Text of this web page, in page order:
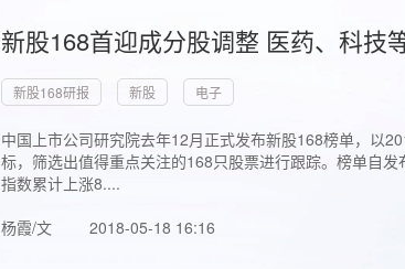
新股168首迎成分股调整 医药、科技
新股168研报 新股 电子
中国上市公司研究院去年12月正式发布新股168榜单，以
标，筛选出值得重点关注的168只股票进行跟踪。榜单自
指数累计上涨8....
杨霞/文
2018-05-18 16:16